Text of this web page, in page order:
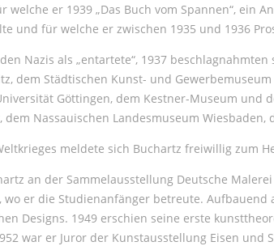
welche er 1939 „Das Buch vom Spannen“, ein
und für welche er zwischen 1935 und 1936
Nazis als „entartete“, 1937
dem Städtischen Kunst- und
Göttingen, dem Kestner-Museum und
dem Nassauischen Landesmuseum
meldete sich Buchartz freiwillig zum
an der Sammelausstellung Deutsche
wo er die Studienanfänger betreute.
Designs. 1949 erschien seine erste
war er Juror der Kunstausstellung Eisen und